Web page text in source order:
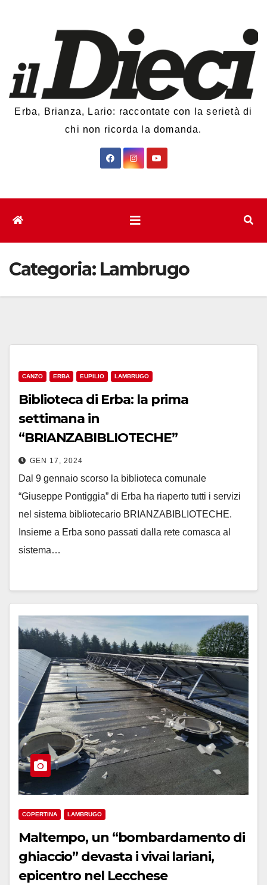
Erba, Brianza, Lario: raccontate con la serietà di
chi non ricorda la domanda.
Categoria: Lambrugo
CANZO ERBA EUPILIO LAMBRUGO
Biblioteca di Erba: la prima
settimana in
“BRIANZABIBLIOTECHE”
GEN 17, 2024
Dal 9 gennaio scorso la biblioteca comunale
“Giuseppe Pontiggia” di Erba ha riaperto tutti i servizi
nel sistema bibliotecario BRIANZABIBLIOTECHE.
Insieme a Erba sono passati dalla rete comasca al
sistema…
COPERTINA LAMBRUGO
Maltempo, un “bombardamento di
ghiaccio” devasta i vivai lariani,
epicentro nel Lecchese